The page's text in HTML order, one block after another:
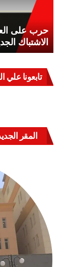
حرب على
الاشتباك
تابعونا علي
المقر